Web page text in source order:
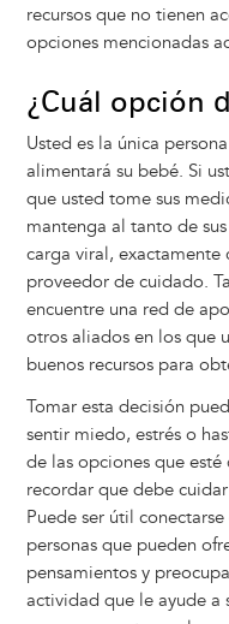
recursos que no tienen
opciones mencionadas
¿Cuál opción
Usted es la única
alimentará su bebé. Si
que usted tome sus
mantenga al tanto de
carga viral, exactamente
proveedor de cuidado.
encuentre una red de
otros aliados en los que
buenos recursos para
Tomar esta decisión
sentir miedo, estrés o
de las opciones que
recordar que debe
Puede ser útil
personas que pueden
pensamientos y
actividad que le ayude a